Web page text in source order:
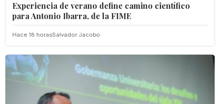
Experiencia de verano define camino científico
para Antonio Ibarra, de la FIME
Hace 18 horasSalvador Jacobo